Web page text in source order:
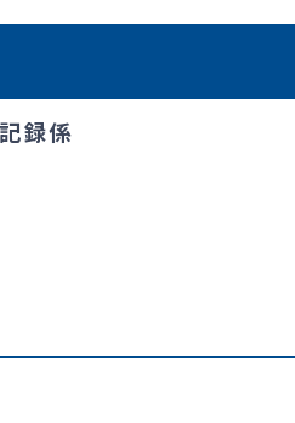
録係